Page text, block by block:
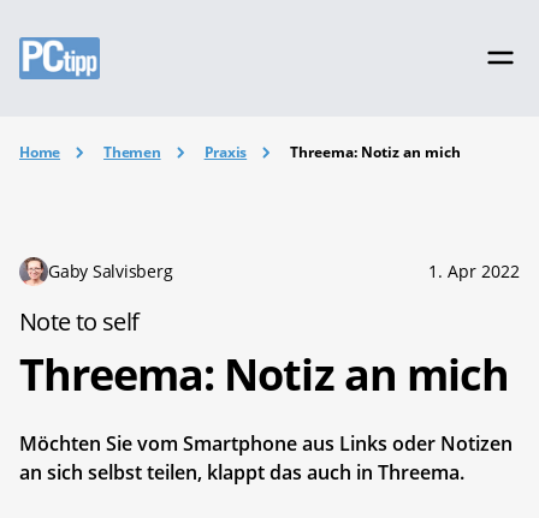
Home Themen Praxis Threema: Notiz an mich
Gaby Salvisberg 1. Apr 2022
Note to self
Threema: Notiz an mich
Möchten Sie vom Smartphone aus Links oder Notizen
an sich selbst teilen, klappt das auch in Threema.